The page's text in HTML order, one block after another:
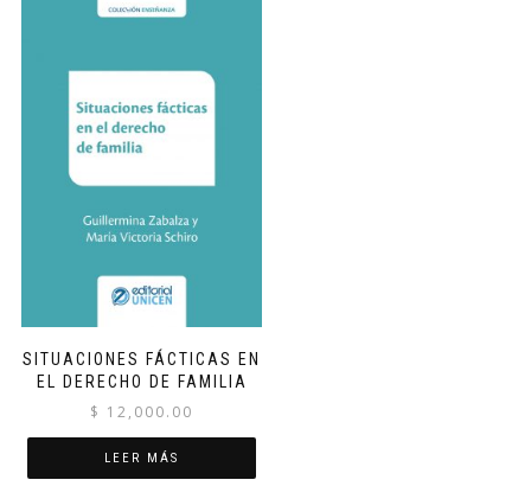
SITUACIONES FÁCTICAS EN
EL DERECHO DE FAMILIA
$ 12,000.00
LEER MÁS